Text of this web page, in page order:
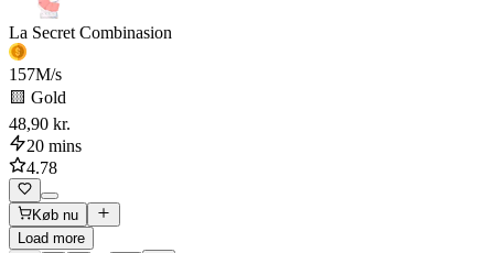
La Secret Combinasion
157M/s
🟨 Gold
48,90 kr.
20 mins
4.78
Køb nu
Load more